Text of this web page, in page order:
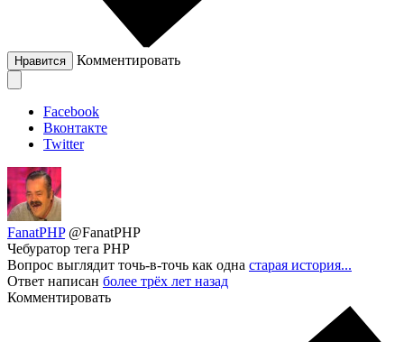
Нравится Комментировать
Facebook
Вконтакте
Twitter
FanatPHP @FanatPHP
Чебуратор тега РНР
Вопрос выглядит точь-в-точь как одна старая история...
Ответ написан более трёх лет назад
Комментировать